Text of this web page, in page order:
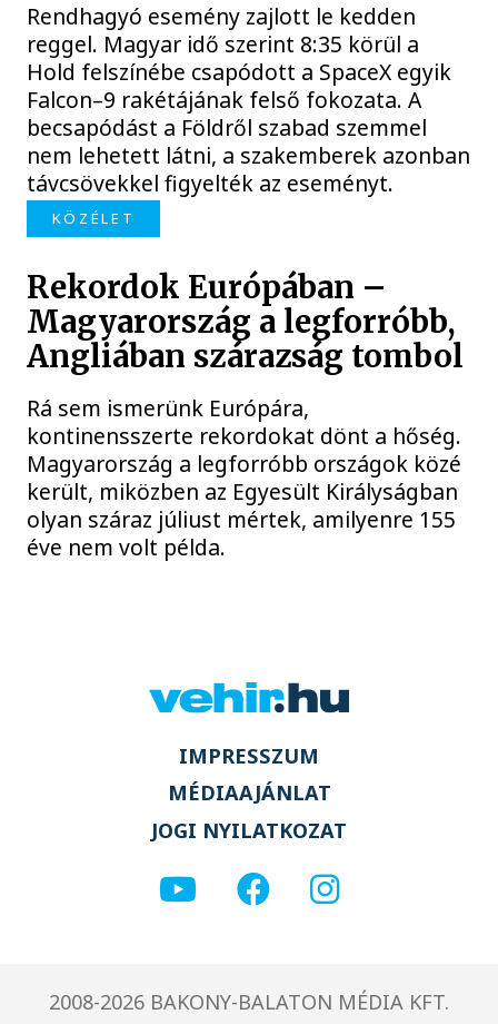
Rendhagyó esemény zajlott le kedden
reggel. Magyar idő szerint 8:35 körül a
Hold felszínébe csapódott a SpaceX egyik
Falcon–9 rakétájának felső fokozata. A
becsapódást a Földről szabad szemmel
nem lehetett látni, a szakemberek azonban
távcsövekkel figyelték az eseményt.
KÖZÉLET
Rekordok Európában –
Magyarország a legforróbb,
Angliában szárazság tombol
Rá sem ismerünk Európára,
kontinensszerte rekordokat dönt a hőség.
Magyarország a legforróbb országok közé
került, miközben az Egyesült Királyságban
olyan száraz júliust mértek, amilyenre 155
éve nem volt példa.
IMPRESSZUM
MÉDIAAJÁNLAT
JOGI NYILATKOZAT
2008-2026 BAKONY-BALATON MÉDIA KFT.